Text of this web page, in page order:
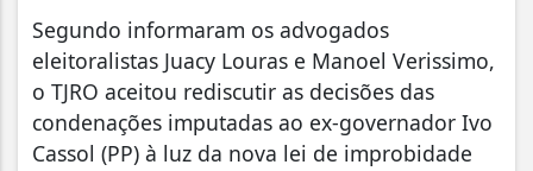
Segundo informaram os advogados
eleitoralistas Juacy Louras e Manoel Verissimo,
o TJRO aceitou rediscutir as decisões das
condenações imputadas ao ex-governador Ivo
Cassol (PP) à luz da nova lei de improbidade